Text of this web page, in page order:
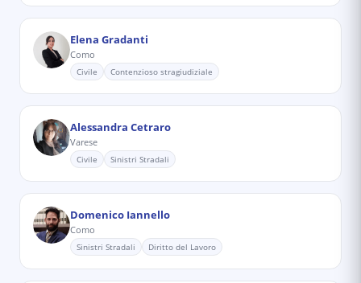
Elena Gradanti
Como
Civile Contenzioso stragiudiziale
Alessandra Cetraro
Varese
Civile Sinistri Stradali
Domenico Iannello
Como
Sinistri Stradali Diritto del Lavoro